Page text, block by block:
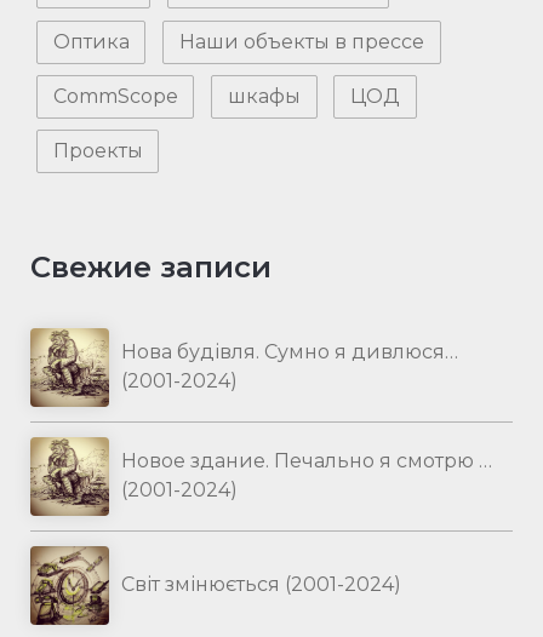
Оптика Наши объекты в прессе
CommScope шкафы ЦОД
Проекты
Свежие записи
Нова будівля. Сумно я дивлюся…
(2001-2024)
Новое здание. Печально я смотрю …
(2001-2024)
Світ змінюється (2001-2024)